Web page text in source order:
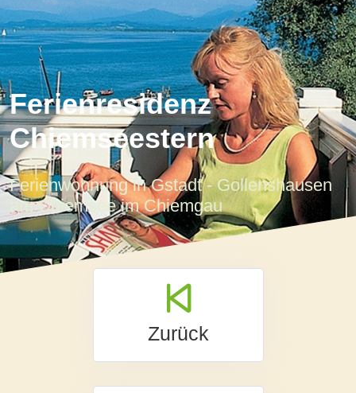
Ferienresidenz
Chiemseestern
Ferienwohnung in Gstadt - Gollenshausen
am Chiemsee im Chiemgau
Zurück